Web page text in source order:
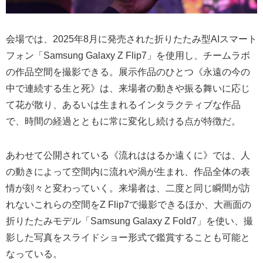
会場では、2025年8月に発売された折りたたみ型AIスマート
フォン「Samsung Galaxy Z Flip7」を使用し、チームラボ
の作品空間を撮影できる。展示作品のひとつ《永遠の今の
中で連続する生と死》は、来場者の動きや振る舞いに応じ
て花が散り、あるいは生まれるインタラクティブな作品
で、時間の経過とともに常に変化し続ける点が特徴だ。
あわせて公開されている《流れははるか遠くに》では、人
の動きによって空間内に流れや渦が生まれ、作品全体の表
情が刻々と変わっていく。来場者は、二度と同じ瞬間が訪
れないこれらの空間をZ Flip7で撮影できるほか、大画面の
折りたたみモデル「Samsung Galaxy Z Fold7」を使い、撮
影した写真をスライドショー形式で鑑賞することも可能と
なっている。